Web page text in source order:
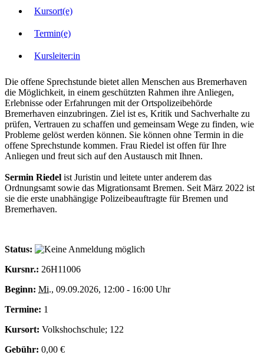
Kursort(e)
Termin(e)
Kursleiter:in
Die offene Sprechstunde bietet allen Menschen aus Bremerhaven
die Möglichkeit, in einem geschützten Rahmen ihre Anliegen,
Erlebnisse oder Erfahrungen mit der Ortspolizeibehörde
Bremerhaven einzubringen. Ziel ist es, Kritik und Sachverhalte zu
prüfen, Vertrauen zu schaffen und gemeinsam Wege zu finden, wie
Probleme gelöst werden können. Sie können ohne Termin in die
offene Sprechstunde kommen. Frau Riedel ist offen für Ihre
Anliegen und freut sich auf den Austausch mit Ihnen.
Sermin Riedel ist Juristin und leitete unter anderem das
Ordnungsamt sowie das Migrationsamt Bremen. Seit März 2022 ist
sie die erste unabhängige Polizeibeauftragte für Bremen und
Bremerhaven.
Status:
Kursnr.: 26H11006
Beginn: Mi., 09.09.2026, 12:00 - 16:00 Uhr
Termine: 1
Kursort: Volkshochschule; 122
Gebühr: 0,00 €